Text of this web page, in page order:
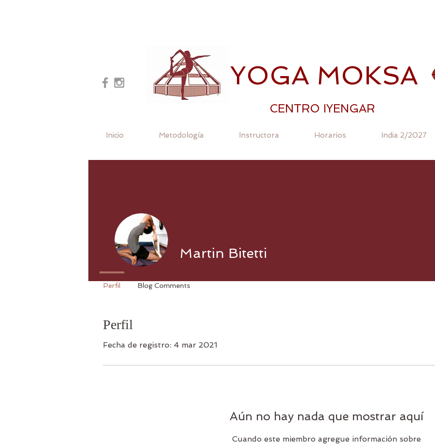
YOGA MOKSA
CENTRO IYENGAR
Inicio Metodología Instructora Horarios India 2/2027
Perfil
Fecha de registro: 4 mar 2021
Aún no hay nada que mostrar aquí
Cuando este miembro agregue información sobre
Martin Bitetti
Perfil Blog Comments